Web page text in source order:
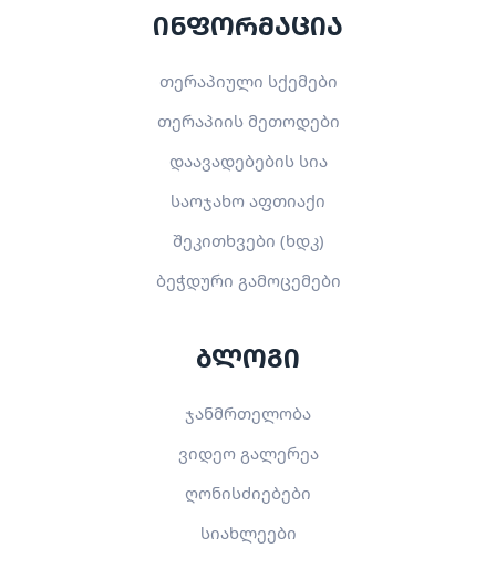
ინფორმაცია
თერაპიული სქემები
თერაპიის მეთოდები
დაავადებების სია
საოჯახო აფთიაქი
შეკითხვები (ხდკ)
ბეჭდური გამოცემები
ბლოგი
ჯანმრთელობა
ვიდეო გალერეა
ღონისძიებები
სიახლეები